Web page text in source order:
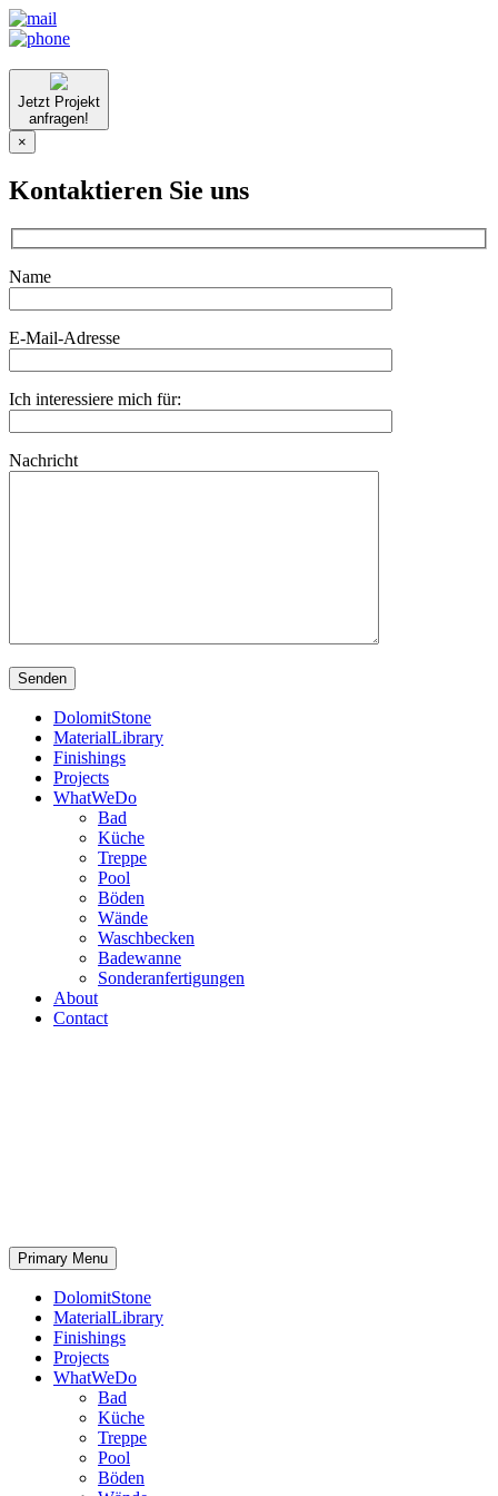
Jetzt Projekt
anfragen!
×
Kontaktieren Sie uns
Name
E-Mail-Adresse
Ich interessiere mich für:
Nachricht
DolomitStone
MaterialLibrary
Finishings
Projects
WhatWeDo
Bad
Küche
Treppe
Pool
Böden
Wände
Waschbecken
Badewanne
Sonderanfertigungen
About
Contact
Primary Menu
DolomitStone
MaterialLibrary
Finishings
Projects
WhatWeDo
Bad
Küche
Treppe
Pool
Böden